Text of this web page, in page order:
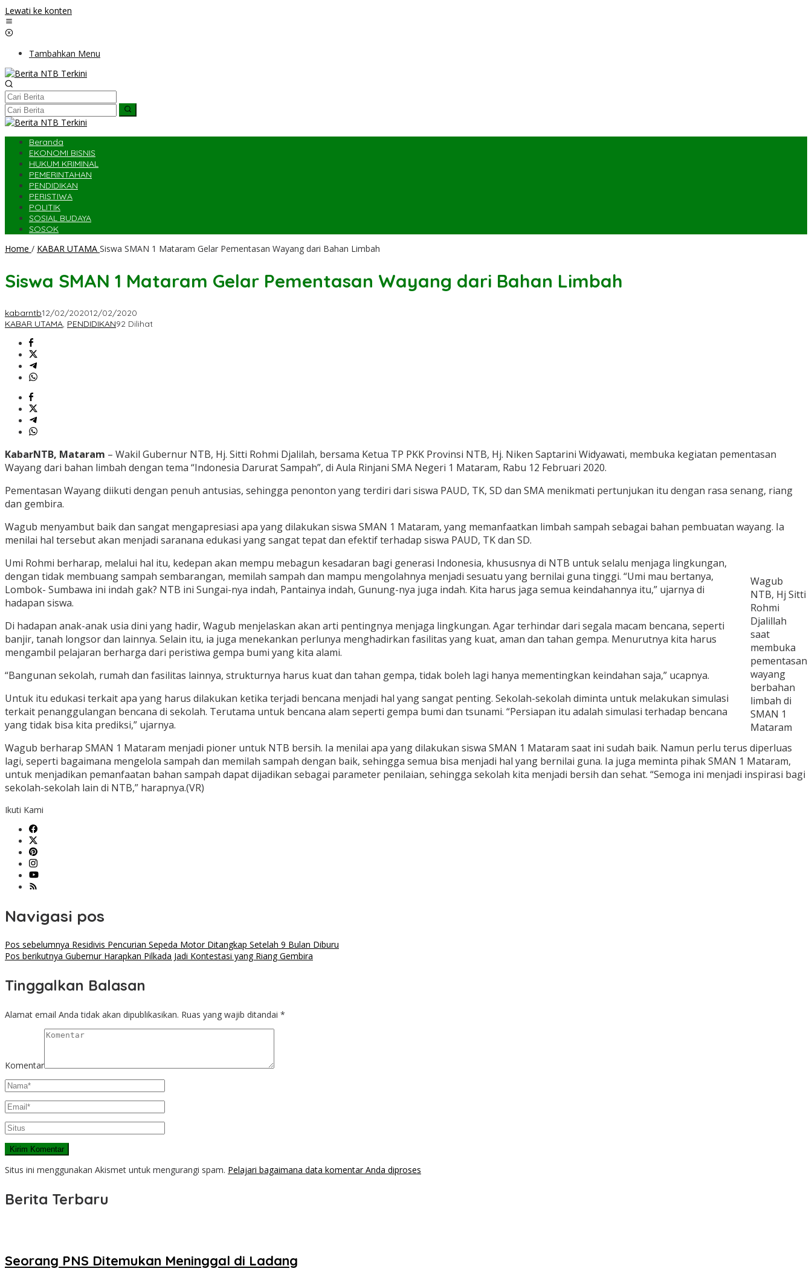
Lewati ke konten
Tambahkan Menu
Beranda
EKONOMI BISNIS
HUKUM KRIMINAL
PEMERINTAHAN
PENDIDIKAN
PERISTIWA
POLITIK
SOSIAL BUDAYA
SOSOK
Home / KABAR UTAMA Siswa SMAN 1 Mataram Gelar Pementasan Wayang dari Bahan Limbah
Siswa SMAN 1 Mataram Gelar Pementasan Wayang dari Bahan Limbah
kabarntb12/02/202012/02/2020
KABAR UTAMA, PENDIDIKAN92 Dilihat
KabarNTB, Mataram – Wakil Gubernur NTB, Hj. Sitti Rohmi Djalilah, bersama Ketua TP PKK Provinsi NTB, Hj. Niken Saptarini Widyawati, membuka kegiatan pementasan
Wayang dari bahan limbah dengan tema “Indonesia Darurat Sampah”, di Aula Rinjani SMA Negeri 1 Mataram, Rabu 12 Februari 2020.
Pementasan Wayang diikuti dengan penuh antusias, sehingga penonton yang terdiri dari siswa PAUD, TK, SD dan SMA menikmati pertunjukan itu dengan rasa senang, riang
dan gembira.
Wagub menyambut baik dan sangat mengapresiasi apa yang dilakukan siswa SMAN 1 Mataram, yang memanfaatkan limbah sampah sebagai bahan pembuatan wayang. Ia
menilai hal tersebut akan menjadi saranana edukasi yang sangat tepat dan efektif terhadap siswa PAUD, TK dan SD.
Wagub
NTB, Hj Sitti
Rohmi
Djalillah
saat
membuka
pementasan
wayang
berbahan
limbah di
SMAN 1
Mataram
Umi Rohmi berharap, melalui hal itu, kedepan akan mempu mebagun kesadaran bagi generasi Indonesia, khususnya di NTB untuk selalu menjaga lingkungan,
dengan tidak membuang sampah sembarangan, memilah sampah dan mampu mengolahnya menjadi sesuatu yang bernilai guna tinggi. “Umi mau bertanya,
Lombok- Sumbawa ini indah gak? NTB ini Sungai-nya indah, Pantainya indah, Gunung-nya juga indah. Kita harus jaga semua keindahannya itu,” ujarnya di
hadapan siswa.
Di hadapan anak-anak usia dini yang hadir, Wagub menjelaskan akan arti pentingnya menjaga lingkungan. Agar terhindar dari segala macam bencana, seperti
banjir, tanah longsor dan lainnya. Selain itu, ia juga menekankan perlunya menghadirkan fasilitas yang kuat, aman dan tahan gempa. Menurutnya kita harus
mengambil pelajaran berharga dari peristiwa gempa bumi yang kita alami.
“Bangunan sekolah, rumah dan fasilitas lainnya, strukturnya harus kuat dan tahan gempa, tidak boleh lagi hanya mementingkan keindahan saja,” ucapnya.
Untuk itu edukasi terkait apa yang harus dilakukan ketika terjadi bencana menjadi hal yang sangat penting. Sekolah-sekolah diminta untuk melakukan simulasi
terkait penanggulangan bencana di sekolah. Terutama untuk bencana alam seperti gempa bumi dan tsunami. “Persiapan itu adalah simulasi terhadap bencana
yang tidak bisa kita prediksi,” ujarnya.
Wagub berharap SMAN 1 Mataram menjadi pioner untuk NTB bersih. Ia menilai apa yang dilakukan siswa SMAN 1 Mataram saat ini sudah baik. Namun perlu terus diperluas
lagi, seperti bagaimana mengelola sampah dan memilah sampah dengan baik, sehingga semua bisa menjadi hal yang bernilai guna. Ia juga meminta pihak SMAN 1 Mataram,
untuk menjadikan pemanfaatan bahan sampah dapat dijadikan sebagai parameter penilaian, sehingga sekolah kita menjadi bersih dan sehat. “Semoga ini menjadi inspirasi bagi
sekolah-sekolah lain di NTB,” harapnya.(VR)
Ikuti Kami
Navigasi pos
Pos sebelumnya Residivis Pencurian Sepeda Motor Ditangkap Setelah 9 Bulan Diburu
Pos berikutnya Gubernur Harapkan Pilkada Jadi Kontestasi yang Riang Gembira
Tinggalkan Balasan
Alamat email Anda tidak akan dipublikasikan. Ruas yang wajib ditandai *
Komentar
Situs ini menggunakan Akismet untuk mengurangi spam. Pelajari bagaimana data komentar Anda diproses
Berita Terbaru
Seorang PNS Ditemukan Meninggal di Ladang